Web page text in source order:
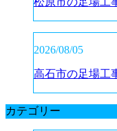
2026/08/05
高石市の足場工
カテゴリー